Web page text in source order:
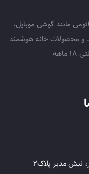
مانند گوشی موبایل،
و محصولات خانه هوشمند
نبش مدبر پلاک۲